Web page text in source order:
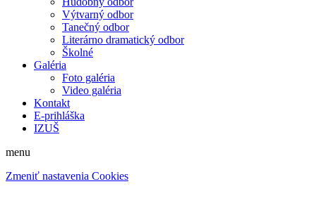
Výtvarný odbor
Tanečný odbor
Literárno dramatický odbor
Školné
Galéria
Foto galéria
Video galéria
Kontakt
E-prihláška
IZUŠ
menu
Zmeniť nastavenia Cookies